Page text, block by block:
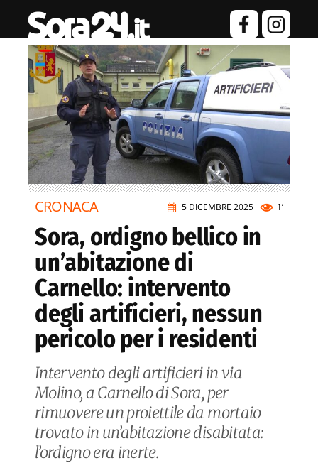
5 DICEMBRE 2025 1’
CRONACA
Sora, ordigno bellico in
un’abitazione di
Carnello: intervento
degli artificieri, nessun
pericolo per i residenti
Intervento degli artificieri in via
Molino, a Carnello di Sora, per
rimuovere un proiettile da mortaio
trovato in un’abitazione disabitata:
l’ordigno era inerte.